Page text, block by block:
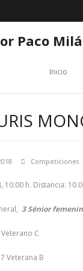
Paco
Inicio
Competiciones
h. Distancia:
3 Sénior
C
Veterana B